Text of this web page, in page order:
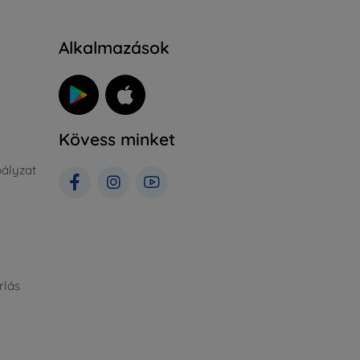
Alkalmazások
Kövess minket